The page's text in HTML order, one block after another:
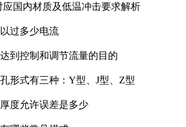
应国内材质及低温冲击要求解析
过多少电流
到控制和调节流量的目的
形式有三种：Y型、J型、Z型
度允许误差是多少